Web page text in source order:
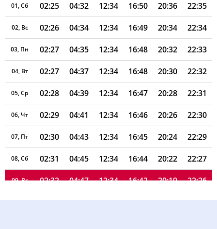
01, Сб 02:25 04:32 12:34 16:50 20:36 22:35
02, Вс 02:26 04:34 12:34 16:49 20:34 22:34
03, Пн 02:27 04:35 12:34 16:48 20:32 22:33
04, Вт 02:27 04:37 12:34 16:48 20:30 22:32
05, Ср 02:28 04:39 12:34 16:47 20:28 22:31
06, Чт 02:29 04:41 12:34 16:46 20:26 22:30
07, Пт 02:30 04:43 12:34 16:45 20:24 22:29
08, Сб 02:31 04:45 12:34 16:44 20:22 22:27
09, Вс 02:32 04:47 12:34 16:42 20:19 22:26
10, Пн 02:32 04:49 12:33 16:41 20:17 22:25